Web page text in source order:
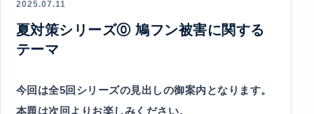
2025.07.11
夏対策シリーズ⓪ 鳩フン被害に関する
テーマ
今回は全5回シリーズの見出しの御案内となります。
本題は次回よりお楽しみください。